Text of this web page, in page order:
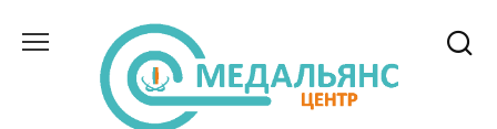
содержанию